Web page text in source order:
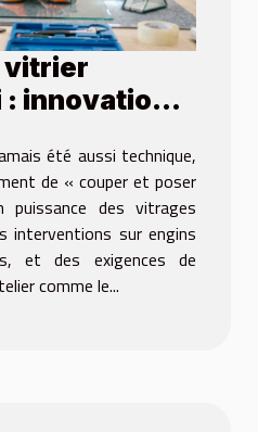
vitrier
: innovations
été aussi technique,
de « couper et poser
des vitrages
interventions sur engins
et des exigences de
comme le...